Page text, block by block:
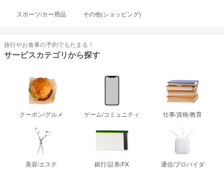
スポーツ/カー用品 その他(ショッピング)
旅行やお食事の予約でもたまる！
サービスカテゴリから探す
クーポン/グルメ ゲーム/コミュニティ 仕事/資格/教育
美容/エステ 銀行/証券/FX 通信/プロバイダ